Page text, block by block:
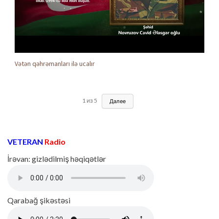
Vətən qəhrəmanları ilə ucalır
1 из 5 Далее
VETERAN Radio
İrəvan: gizlədilmiş həqiqətlər
Qarabağ şikəstəsi